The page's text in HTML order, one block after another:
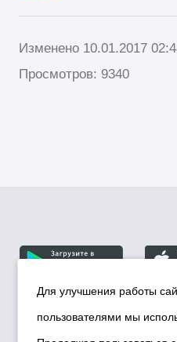
Изменено 10.01.2017
Просмотров: 9340
© Департамент
города Новосибирска,
Для улучшения работы
пользователями мы